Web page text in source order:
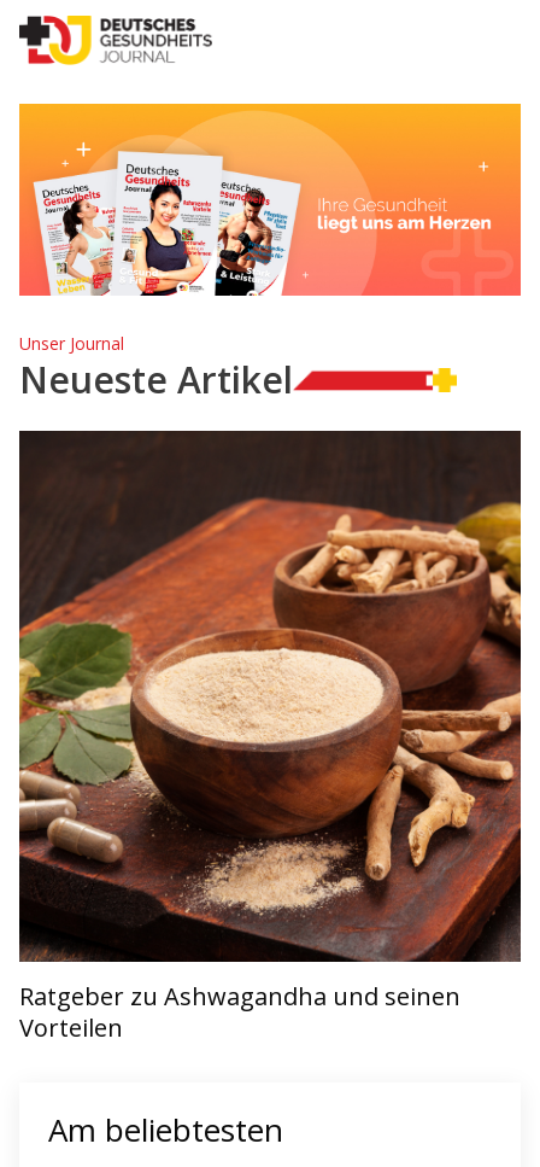
Unser Journal
Neueste Artikel
Ratgeber zu Ashwagandha und seinen
Vorteilen
Am beliebtesten